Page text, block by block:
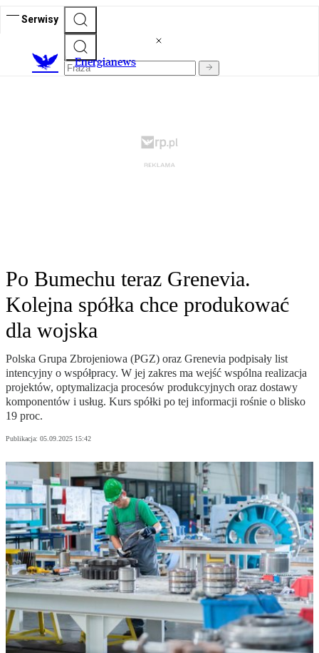
Serwisy
Energianews
Po Bumechu teraz Grenevia.
Kolejna spółka chce produkować
dla wojska
Polska Grupa Zbrojeniowa (PGZ) oraz Grenevia podpisały list
intencyjny o współpracy. W jej zakres ma wejść wspólna realizacja
projektów, optymalizacja procesów produkcyjnych oraz dostawy
komponentów i usług. Kurs spółki po tej informacji rośnie o blisko
19 proc.
Publikacja: 05.09.2025 15:42